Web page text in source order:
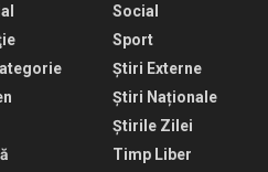
Social
Sport
Știri Externe
Știri Naționale
Știrile Zilei
Timp Liber